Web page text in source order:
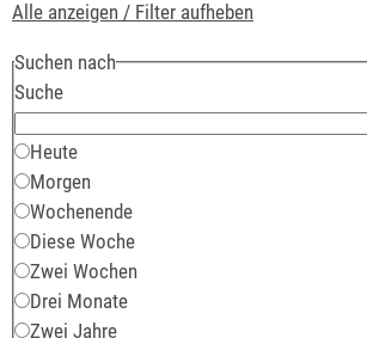
Alle anzeigen / Filter aufheben
Suchen nach
Suche
Heute
Morgen
Wochenende
Diese Woche
Zwei Wochen
Drei Monate
Zwei Jahre